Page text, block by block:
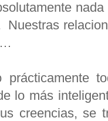
prácticamente
lo más
creencias, se